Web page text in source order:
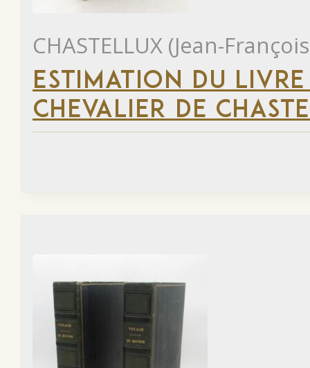
CHASTELLUX (Jean-
ESTIMATION DU
CHEVALIER DE